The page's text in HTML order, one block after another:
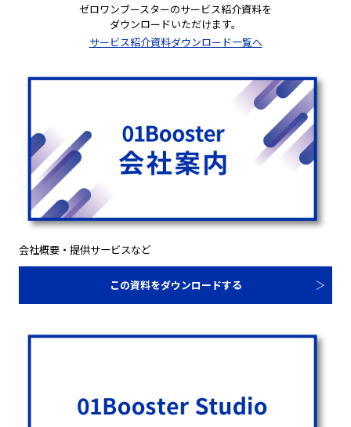
ゼロワンブースターのサービス紹介資料を
ダウンロードいただけます。
サービス紹介資料ダウンロード一覧へ
会社概要・提供サービスなど
この資料をダウンロードする